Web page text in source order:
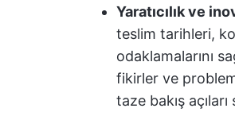
Yaratıcılık ve
teslim tarihleri,
odaklamalarını
fikirler ve
taze bakış açıları